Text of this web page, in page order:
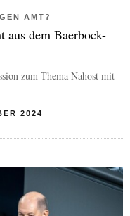
AMT?
aus dem Baerbock-
zum Thema Nahost mit
2024